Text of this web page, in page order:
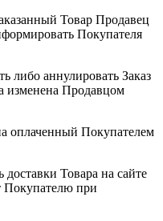
Товар Продавец
Покупателя
либо аннулировать Заказ
изменена Продавцом
оплаченный Покупателем
Товара на сайте
Покупателю при